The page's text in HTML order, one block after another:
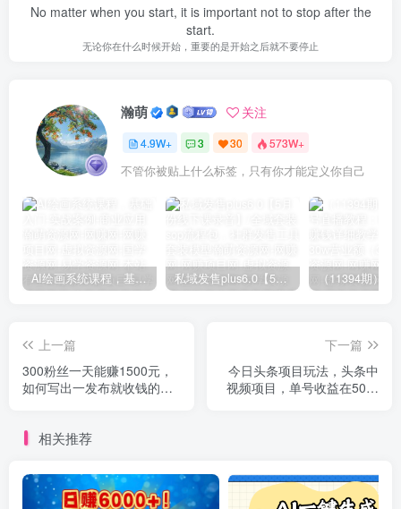
No matter when you start, it is important not to stop after the
start.
无论你在什么时候开始，重要的是开始之后就不要停止
瀚萌 关注
4.9W+ 3 30 573W+
不管你被贴上什么标签，只有你才能定义你自己
AI绘画系统课程，基础入门-实战案例-商业应用 私域发售plus6.0【5月份线下课录音】/全域套装sop流程包，社群发售工具套装模型
上一篇
300粉丝一天能赚1500元，
如何写出一发布就收钱的文
下一篇
今日头条项目玩法，头条中
视频项目，单号收益在50—
相关推荐